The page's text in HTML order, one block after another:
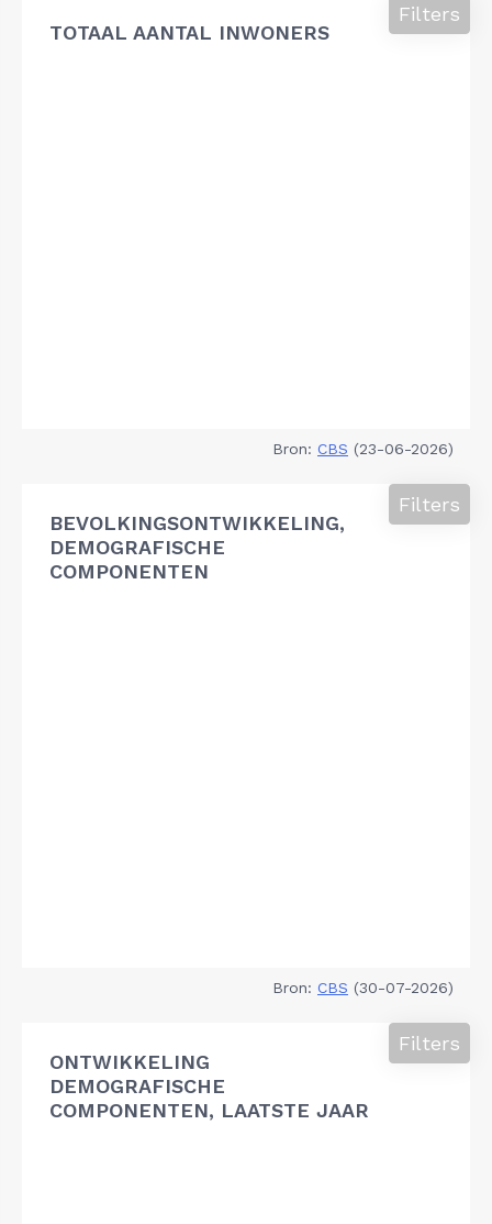
TOTAAL AANTAL INWONERS
Filters
Bron: CBS (23-06-2026)
BEVOLKINGSONTWIKKELING,
DEMOGRAFISCHE
COMPONENTEN
Filters
Bron: CBS (30-07-2026)
ONTWIKKELING
DEMOGRAFISCHE
COMPONENTEN, LAATSTE JAAR
Filters